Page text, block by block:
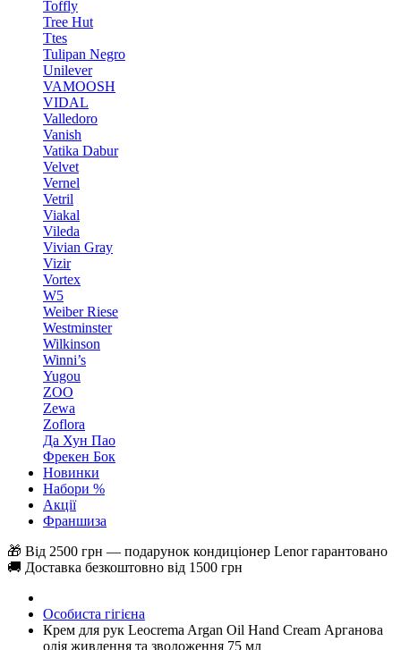
Toffly
Tree Hut
Ttes
Tulipan Negro
Unilever
VAMOOSH
VIDAL
Valledoro
Vanish
Vatika Dabur
Velvet
Vernel
Vetril
Viakal
Vileda
Vivian Gray
Vizir
Vortex
W5
Weiber Riese
Westminster
Wilkinson
Winni’s
Yugou
ZOO
Zewa
Zoflora
Да Хун Пао
Фрекен Бок
Новинки
Набори %
Акції
Франшиза
🎁 Від 2500 грн — подарунок кондиціонер Lenor гарантовано
🚚 Доставка безкоштовно від 1500 грн
Особиста гігієна
Крем для рук Leocrema Argan Oil Hand Cream Арганова
олія живлення та зволоження 75 мл